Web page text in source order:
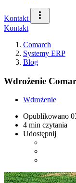
Kontakt
Kontakt
Comarch
Systemy ERP
Blog
Wdrożenie
Wdrożenie
Opublikowano
4 min czytania
Udostępnij